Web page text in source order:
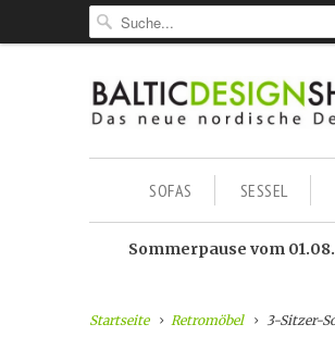
SOFAS SESSEL
Sommerpause vom
Startseite Retromöbel 3-Sitzer-